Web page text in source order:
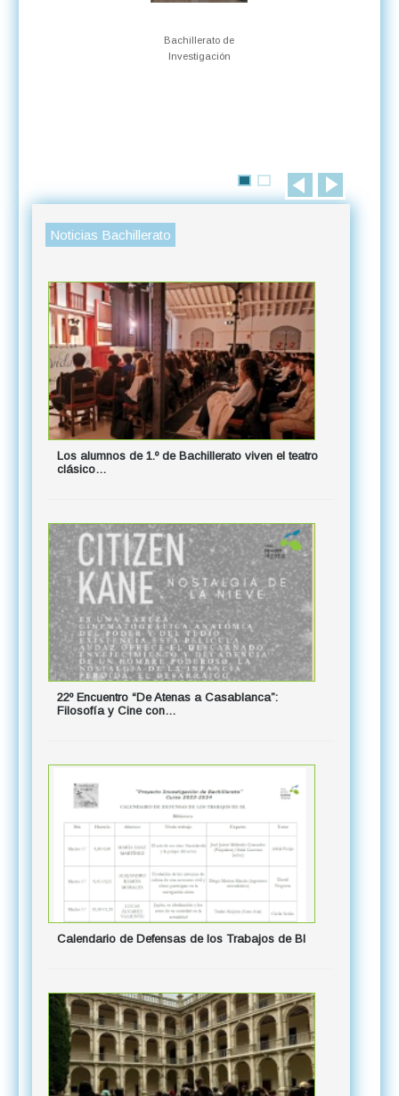
Bachillerato de
Investigación
Noticias Bachillerato
Los alumnos de 1.º de Bachillerato viven el teatro
clásico…
22º Encuentro “De Atenas a Casablanca”:
Filosofía y Cine con…
Calendario de Defensas de los Trabajos de BI